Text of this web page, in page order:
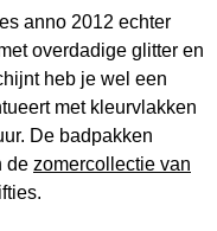
anno 2012 echter
overdadige glitter en
heb je wel een
met kleurvlakken
De badpakken
de zomercollectie van